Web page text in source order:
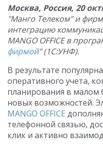
Москва, Россия, 20
"Манго Телеком" и
интеграцию
MANGO OFFICE в
фирмой" (1С:УНФ).
В результате
оперативного учета,
планирования в малом
новых возможностей.
MANGO OFFICE
телефонной связью,
клик и активно